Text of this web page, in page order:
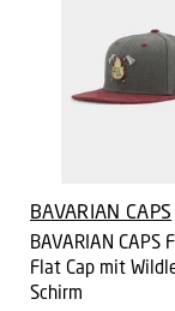
BAVARIAN CAPS
BAVARIAN CAPS
Flat Cap mit
Schirm